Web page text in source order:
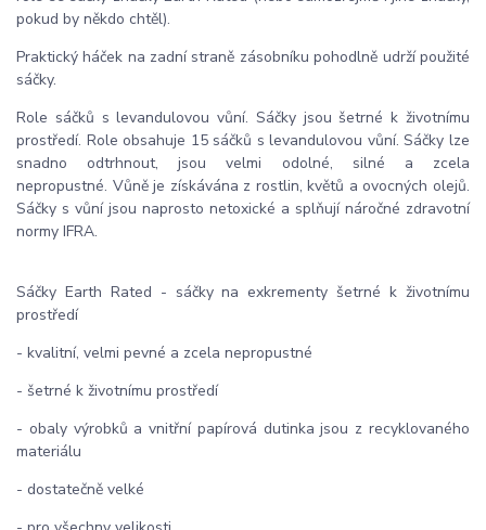
pokud by někdo chtěl).
Praktický háček na zadní straně zásobníku pohodlně udrží použité
sáčky.
Role sáčků s levandulovou vůní. Sáčky jsou šetrné k životnímu
prostředí. Role obsahuje 15 sáčků s levandulovou vůní. Sáčky lze
snadno odtrhnout, jsou velmi odolné, silné a zcela
nepropustné. Vůně je získávána z rostlin, květů a ovocných olejů.
Sáčky s vůní jsou naprosto netoxické a splňují náročné zdravotní
normy IFRA.
Sáčky Earth Rated - sáčky na exkrementy šetrné k životnímu
prostředí
- kvalitní, velmi pevné a zcela nepropustné
- šetrné k životnímu prostředí
- obaly výrobků a vnitřní papírová dutinka jsou z recyklovaného
materiálu
- dostatečně velké